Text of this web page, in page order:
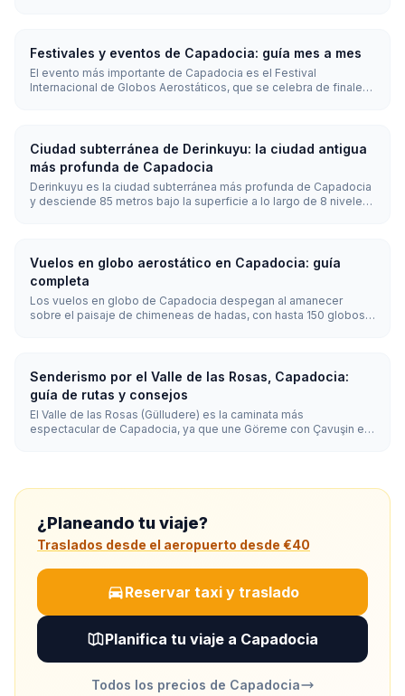
subterránea, Uchisar o Cavusin, y luego añade sitios más
tranquilos como Kultepe, Sobesos, Taskinpasa, la Iglesia de San
Juan de Gulsehir y Acik Saray.
Festivales y eventos de Capadocia: guía mes a mes
El evento más importante de Capadocia es el Festival
Internacional de Globos Aerostáticos, que se celebra de finales
semanales de derviches giradores (Sema) durante todo el año y
el Festival de Cerámica de Avanos en agosto.
Ciudad subterránea de Derinkuyu: la ciudad antigua
más profunda de Capadocia
Derinkuyu es la ciudad subterránea más profunda de Capadocia
y desciende 85 metros bajo la superficie a lo largo de 8 niveles
Vuelos en globo aerostático en Capadocia: guía
completa
Los vuelos en globo de Capadocia despegan al amanecer
sobre el paisaje de chimeneas de hadas, con hasta 150 globos
Senderismo por el Valle de las Rosas, Capadocia:
guía de rutas y consejos
El Valle de las Rosas (Gülludere) es la caminata más
espectacular de Capadocia, ya que une Göreme con Çavuşin en
de rosa y naranja.
¿Planeando tu viaje?
Traslados desde el aeropuerto desde €40
Reservar taxi y traslado
Planifica tu viaje a Capadocia
Todos los precios de Capadocia